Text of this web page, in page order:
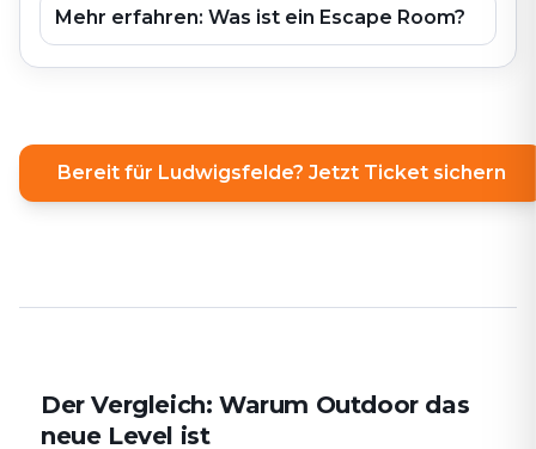
Mehr erfahren: Was ist ein Escape Room?
Bereit für Ludwigsfelde? Jetzt Ticket sichern
Der Vergleich: Warum Outdoor das
neue Level ist